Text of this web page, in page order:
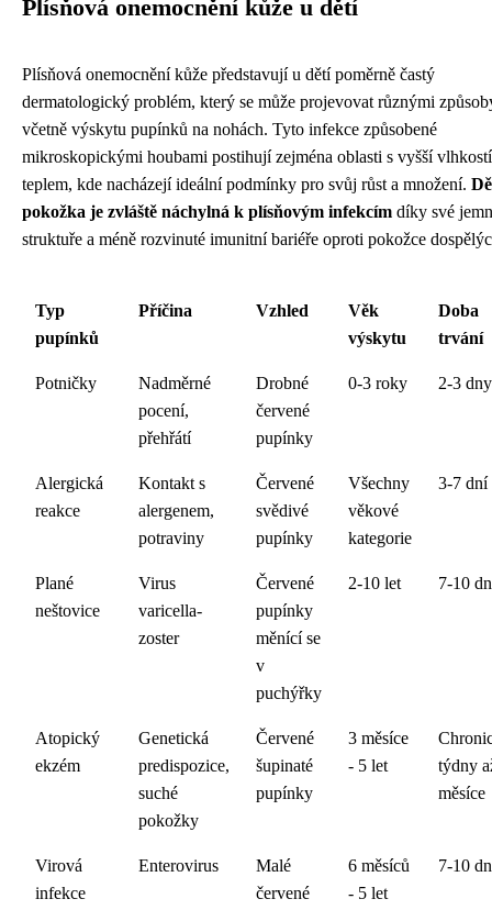
Plísňová onemocnění kůže u dětí
Plísňová onemocnění kůže představují u dětí poměrně častý
dermatologický problém, který se může projevovat různými
včetně výskytu pupínků na nohách. Tyto infekce způsobené
mikroskopickými houbami postihují zejména oblasti s vyšší
teplem, kde nacházejí ideální podmínky pro svůj růst a množení.
pokožka je zvláště náchylná k plísňovým infekcím díky své
struktuře a méně rozvinuté imunitní bariéře oproti pokožce
Typ
pupínků
Příčina Vzhled
Věk
výskytu
Doba
trvání
Potničky
Nadměrné
pocení,
přehřátí
Drobné
červené
pupínky
0-3 roky 2-3 dny
Alergická
reakce
Kontakt s
alergenem,
potraviny
Červené
svědivé
pupínky
Všechny
věkové
kategorie
3-7 dní
Plané
neštovice
Virus
varicella-
zoster
Červené
pupínky
měnící se
v
puchýřky
2-10 let 7-10
Atopický
ekzém
Genetická
predispozice,
suché
pokožky
Červené
šupinaté
pupínky
3 měsíce
- 5 let
týdny
měsíce
Virová
infekce
Enterovirus
Malé
červené
6 měsíců
- 5 let
7-10